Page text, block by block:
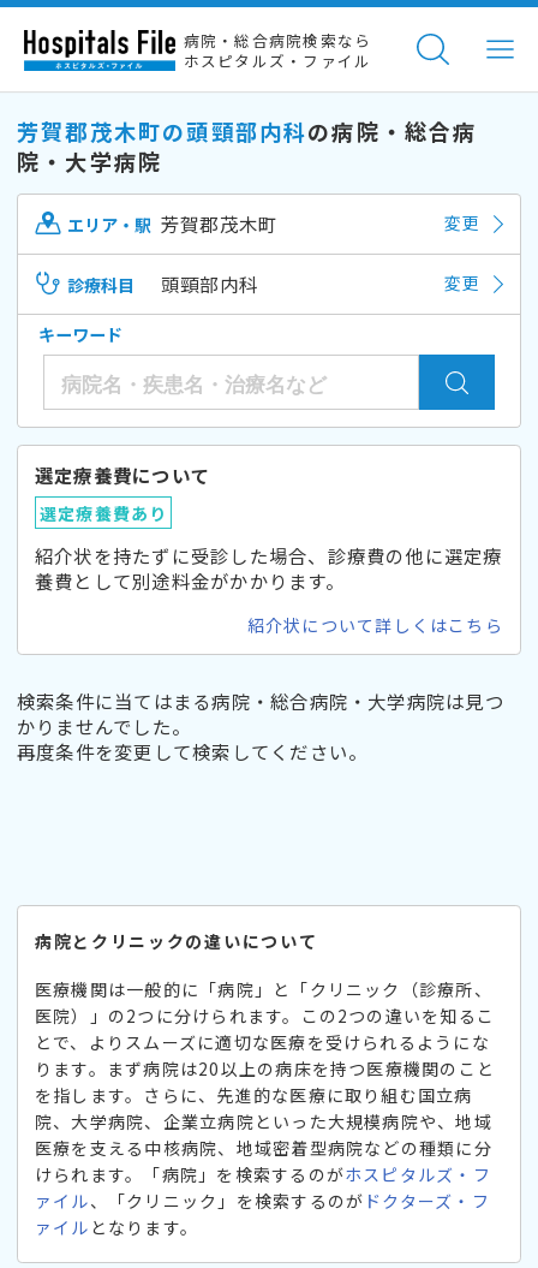
病院・総合病院検索なら
ホスピタルズ・ファイル
芳賀郡茂木町の頭頸部内科の病院・総合病
院・大学病院
エリア・駅 芳賀郡茂木町 変更
診療科目 頭頸部内科 変更
キーワード
選定療養費について
選定療養費あり
紹介状を持たずに受診した場合、診療費の他に選定療
養費として別途料金がかかります。
紹介状について詳しくはこちら
検索条件に当てはまる病院・総合病院・大学病院は見つ
かりませんでした。
再度条件を変更して検索してください。
病院とクリニックの違いについて
医療機関は一般的に「病院」と「クリニック（診療所、
医院）」の2つに分けられます。この2つの違いを知るこ
とで、よりスムーズに適切な医療を受けられるようにな
ります。まず病院は20以上の病床を持つ医療機関のこと
を指します。さらに、先進的な医療に取り組む国立病
院、大学病院、企業立病院といった大規模病院や、地域
医療を支える中核病院、地域密着型病院などの種類に分
けられます。「病院」を検索するのがホスピタルズ・フ
ァイル、「クリニック」を検索するのが ドクターズ・フ
ァイル となります。